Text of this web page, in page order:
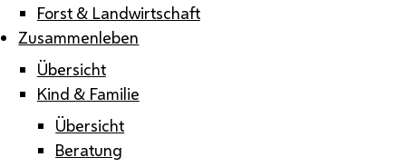
Forst & Landwirtschaft
Zusammenleben
Übersicht
Kind & Familie
Übersicht
Beratung